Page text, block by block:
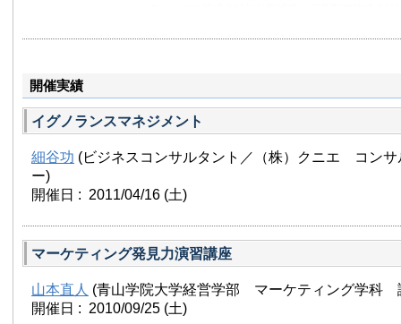
レミアム戦略」 、「現場力復権」、「現場論」（いずれ
究所）、「未来のスケッチ」、「新幹線お掃除の天使たち
版）、「課長力」（朝日新聞出版）、「経営戦略の教科書
書」（いずれも光文社）、「図解 最強の現場力」（青春
社）、「賢者のリーダーシップ」（日経BP社）などがあ
第1位に選ばれた。「見える化」は2006年（第6回）日経
現場千本ノック-現場力を追い求めて-
開催実績
イグノランスマネジメント
細谷功 (ビジネスコンサルタント／（株）クニエ コンサ
ー)
開催日 : 2011/04/16 (土)
マーケティング発見力演習講座
山本直人 (青山学院大学経営学部 マーケティング学科
開催日 : 2010/09/25 (土)